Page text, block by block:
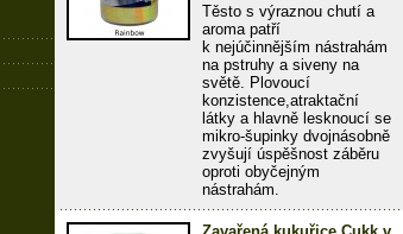
Těsto s výraznou chutí a
aroma patří
k nejúčinnějším nástrahám
na pstruhy a siveny na
světě. Plovoucí
konzistence,a­traktační
látky a hlavně lesknoucí se
mikro-šupinky dvojnásobně
zvyšují úspěšnost záběru
oproti obyčejným
nástrahám.